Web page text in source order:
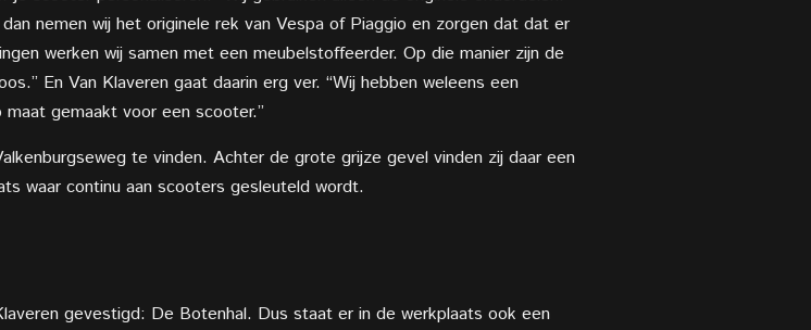
nemen wij het originele rek van Vespa of Piaggio en zorgen dat dat er
werken wij samen met een meubelstoffeerder. Op die manier zijn de
En Van Klaveren gaat daarin erg ver. “Wij hebben weleens een
gemaakt voor een scooter.”
te vinden. Achter de grote grijze gevel vinden zij daar een
waar continu aan scooters gesleuteld wordt.
gevestigd: De Botenhal. Dus staat er in de werkplaats ook een